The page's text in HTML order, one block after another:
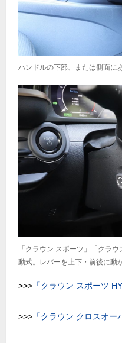
ハンドルの下部、または側面に
「クラウン スポーツ」「クラ
動式。レバーを上下・前後に動
>>> 「クラウン スポーツ
>>> 「クラウン クロスオ